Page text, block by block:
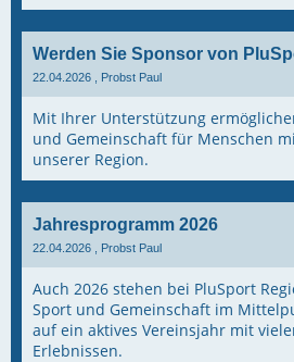
Werden Sie Sponsor von
22.04.2026 , Probst Paul
Mit Ihrer Unterstützung
und Gemeinschaft für Menschen
unserer Region.
Jahresprogramm 2026
22.04.2026 , Probst Paul
Auch 2026 stehen bei PluSport
Sport und Gemeinschaft im
auf ein aktives Vereinsjahr mit
Erlebnissen.